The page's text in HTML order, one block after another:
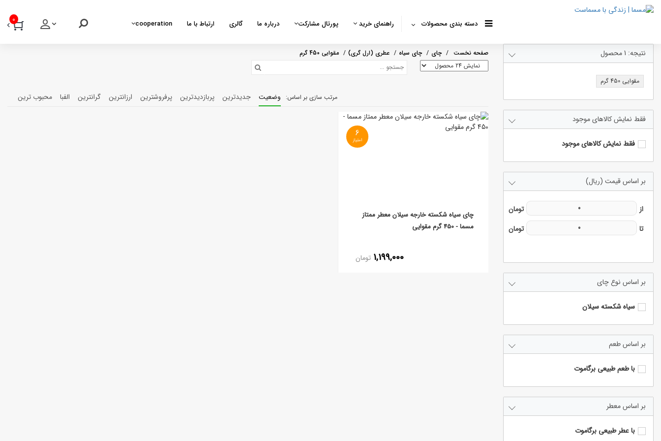
دسته بندی محصولات راهنمای خرید پورتال مشارکت درباره ما گالری ارتباط با ما cooperation
0
چای چای سیاه عطری (ارل گری) مقوایی 450 گرم
وضعیت جدیدترین پربازدیدترین پرفروشترین ارزانترین گرانترین الفبا محبوب ترین
6
چای سیاه شکسته خارجه سیلان معطر ممتاز
مسما - 450 گرم مقوایی
1,199,000 تومان
نتیجه: 1محصول
مقوایی 450 گرم
فقط نمایش کالاهای موجود
فقط نمایش کالاهای موجود
بر اساس قیمت (ریال)
نوع چای
سیاه شکسته سیلان
طعم
با طعم طبیعی برگاموت
معطر
با عطر طبیعی برگاموت